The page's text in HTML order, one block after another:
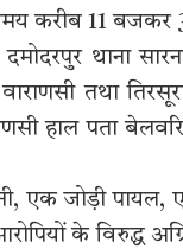
करीब 11 बजकर
थाना
तथा
हाल पता
एक जोड़ी पायल,
के विरुद्ध